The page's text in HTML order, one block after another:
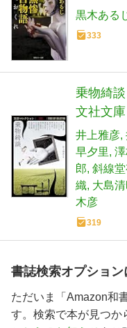
無惨百
黒木あるじ
乗物綺
文社文
井上雅彦
早夕里
郎 斜線
織 大島清
木彦
書誌検索オプショ
ただいま「Amazon和